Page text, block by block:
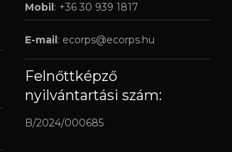
Mobil: +36 30 939 1817
E-mail: ecorps@ecorps.hu
Felnőttképző
nyilvántartási szám:
B/2024/000685